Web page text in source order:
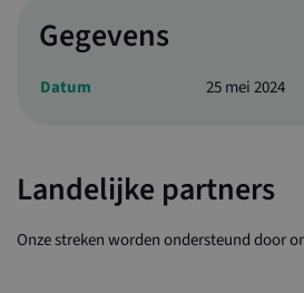
Gegevens
Datum 25 mei 2024
Landelijke partners
Onze streken worden ondersteund door